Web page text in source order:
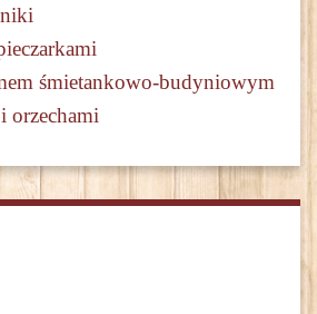
śmietankowo-budyniowym
orzechami